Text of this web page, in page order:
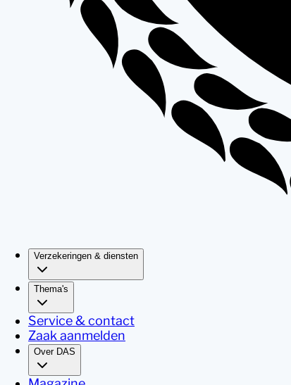
Verzekeringen & diensten
Thema's
Service & contact
Zaak aanmelden
Over DAS